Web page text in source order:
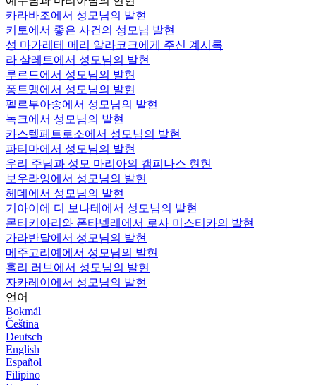
카라바조에서 성모님의 발현
키토에서 좋은 사건의 성모님 발현
성 마가레테 메리 알라코크에게 주신 계시록
라 살레트에서 성모님의 발현
루르드에서 성모님의 발현
퐁트맹에서 성모님의 발현
펠르부아송에서 성모님의 발현
녹크에서 성모님의 발현
카스텔페트로소에서 성모님의 발현
파티마에서 성모님의 발현
우리 주님과 성모 마리아의 캠피나스 현현
보우라잉에서 성모님의 발현
헤데에서 성모님의 발현
기아이에 디 보나테에서 성모님의 발현
몬티키아리와 폰타넬레에서 로사 미스티카의 발현
가라반달에서 성모님의 발현
메주고리예에서 성모님의 발현
홀리 러브에서 성모님의 발현
자카레이에서 성모님의 발현
언어
Bokmål
Čeština
Deutsch
English
Español
Filipino